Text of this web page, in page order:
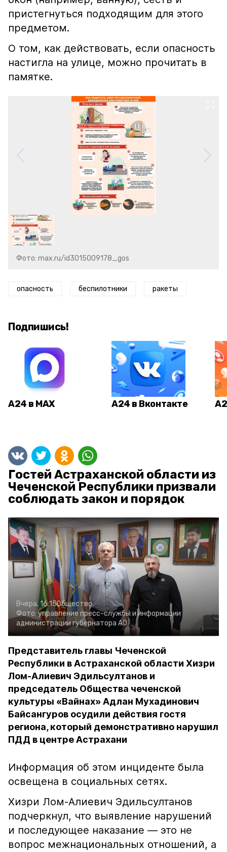
пристегнуться подходящим для этого
предметом.
О том, как действовать, если опасность
настигла на улице, можно прочитать в
памятке.
Фото: max.ru/id3015009178_gos
опасность беспилотники ракеты
Подпишись!
А24 в MAX А24 в Вконтакте
Гостей Астраханской области из
Чеченской Республики призвали
соблюдать закон и порядок
Вчера, 16:15Общество
Фото: управление пресс-службы и информации
администрации губернатора АО
Представитель главы Чеченской
Республики в Астраханской области Хизри
Лом-Алиевич Эдильсултанов и
председатель Общества чеченской
культуры «Вайнах» Адлан Мухадинович
Байсангуров осудили действия гостя
региона, который демонстративно нарушил
ПДД в центре Астрахани
Информация об этом инциденте была
освещена в социальных сетях.
Хизри Лом-Алиевич Эдильсултанов
подчеркнул, что выявление нарушений
и последующее наказание — это не
вопрос межнациональных отношений, а